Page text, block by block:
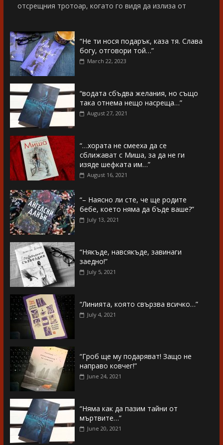
отсрещния тротоар, когато го видя да излиза от
“Не ти нося подарък, каза тя. Слава
богу, отговори той…”
March 22, 2023
“водата сбъдва желания, но също
така отнема нещо насреща…”
August 27, 2021
“…хората не смееха да се
сближават с Миша, за да не ги
изяде шефката им…”
August 16, 2021
“– Наясно ли сте, че ще родите
бебе, което няма да бъде ваше?”
July 13, 2021
“Някъде, навсякъде, завинаги
заедно!”
July 5, 2021
“Линията, която свързва всичко…”
July 4, 2021
“Гроб ще му подаряват! Защо не
направо ковчег!”
June 24, 2021
“Няма как да пазим тайни от
мъртвите…”
June 20, 2021